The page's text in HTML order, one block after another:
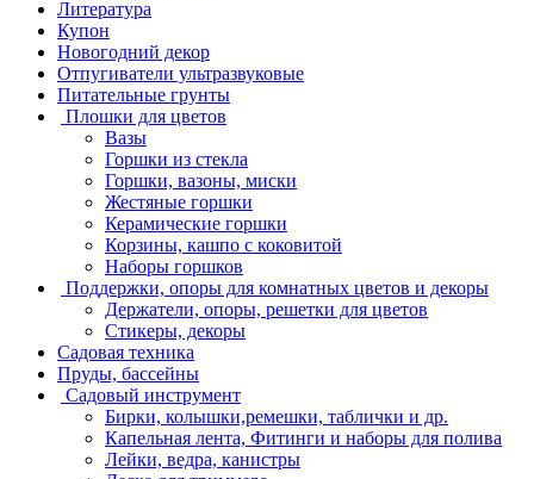
Литература
Купон
Новогодний декор
Отпугиватели ультразвуковые
Питательные грунты
Плошки для цветов
Вазы
Горшки из стекла
Горшки, вазоны, миски
Жестяные горшки
Керамические горшки
Корзины, кашпо с коковитой
Наборы горшков
Поддержки, опоры для комнатных цветов и декоры
Держатели, опоры, решетки для цветов
Стикеры, декоры
Садовая техника
Пруды, бассейны
Садовый инструмент
Бирки, колышки,ремешки, таблички и др.
Капельная лента, Фитинги и наборы для полива
Лейки, ведра, канистры